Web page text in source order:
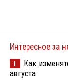
Интересное за
1
Как
августа